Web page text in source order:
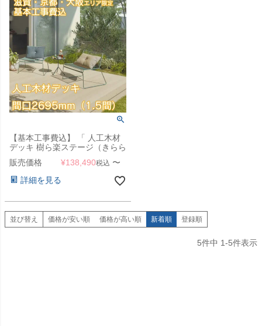
【基本工事費込】 「 人工木材
デッキ 樹ら楽ステージ（きらら
ステージ） デッキ本体 間口
2695mm（1.5間） 」 【滋賀・
京都・大阪のみ対応可能】
販売価格 ¥138,490税込 〜
詳細を見る
並び替え 価格が安い順 価格が高い順 新着順 登録順
5件中 1-5件表示